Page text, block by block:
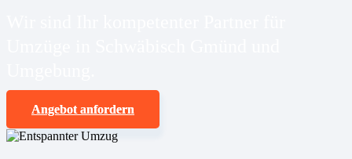
Angebot anfordern